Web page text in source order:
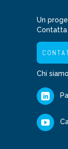
Un
Contatta
Chi siamo